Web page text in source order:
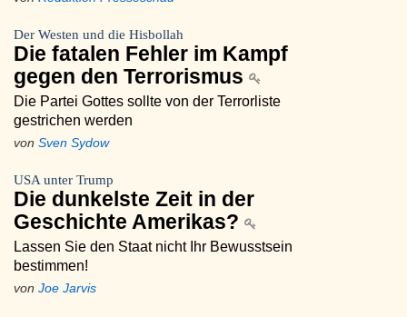
Der Westen und die Hisbollah
Die fatalen Fehler im Kampf
gegen den Terrorismus
Die Partei Gottes sollte von der Terrorliste
gestrichen werden
von Sven Sydow
USA unter Trump
Die dunkelste Zeit in der
Geschichte Amerikas?
Lassen Sie den Staat nicht Ihr Bewusstsein
bestimmen!
von Joe Jarvis